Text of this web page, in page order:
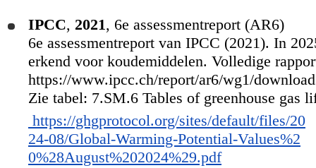
IPCC, 2021, 6e assessmentreport (AR6)
6e assessmentreport van IPCC (2021). In
erkend voor koudemiddelen. Volledige
https://www.ipcc.ch/report/ar6/wg1/
Zie tabel: 7.SM.6 Tables of greenhouse gas
https://ghgprotocol.org/sites/default/files/20
24-08/Global-Warming-Potential-Values%2
0%28August%202024%29.pdf